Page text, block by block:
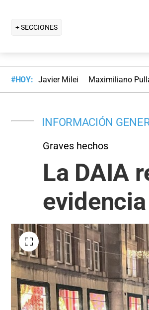
+ SECCIONES
#HOY: Javier Milei Maximiliano
INFORMACIÓN
Graves hechos
La DAIA